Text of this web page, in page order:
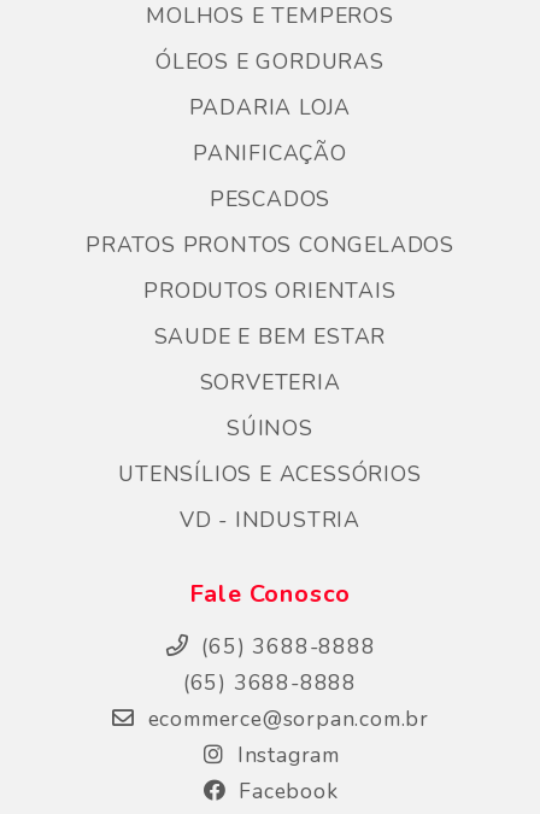
MOLHOS E TEMPEROS
ÓLEOS E GORDURAS
PADARIA LOJA
PANIFICAÇÃO
PESCADOS
PRATOS PRONTOS CONGELADOS
PRODUTOS ORIENTAIS
SAUDE E BEM ESTAR
SORVETERIA
SÚINOS
UTENSÍLIOS E ACESSÓRIOS
VD - INDUSTRIA
Fale Conosco
(65) 3688-8888
(65) 3688-8888
ecommerce@sorpan.com.br
Instagram
Facebook